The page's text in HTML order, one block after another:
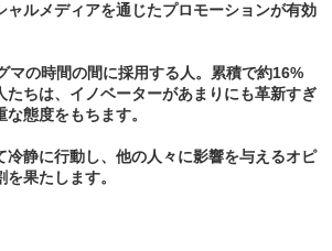
ャルメディアを通じたプロモーションが有効
マの時間の間に採用する人。累積で約16%
たちは、イノベーターがあまりにも革新すぎ
態度をもちます。
冷静に行動し、他の人々に影響を与えるオピ
果たします。